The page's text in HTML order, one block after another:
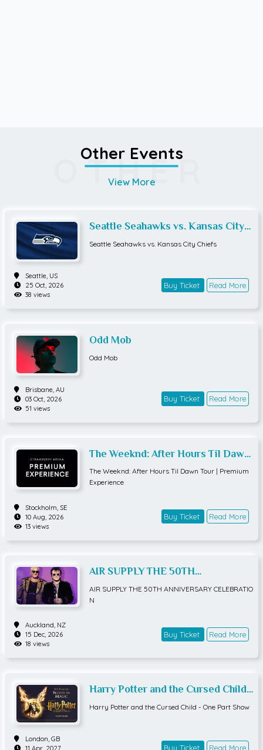
OTHER
Other Events
View More
Seattle Seahawks vs. Kansas City
Chiefs
Seattle Seahawks vs. Kansas City Chiefs
Seattle, US
25 Oct, 2026
38 views
Buy Ticket Read More
Odd Mob
Odd Mob
Brisbane, AU
03 Oct, 2026
51 views
Buy Ticket Read More
The Weeknd: After Hours Til Dawn
Tour | Premium Experience
The Weeknd: After Hours Til Dawn Tour | Premium
Experience
Stockholm, SE
10 Aug, 2026
13 views
Buy Ticket Read More
AIR SUPPLY THE 50TH
ANNIVERSARY CELEBRATION
AIR SUPPLY THE 50TH ANNIVERSARY CELEBRATIO
N
Auckland, NZ
15 Dec, 2026
18 views
Buy Ticket Read More
Harry Potter and the Cursed Child -
One Part Show
Harry Potter and the Cursed Child - One Part Show
London, GB
11 Apr, 2027
Buy Ticket Read More